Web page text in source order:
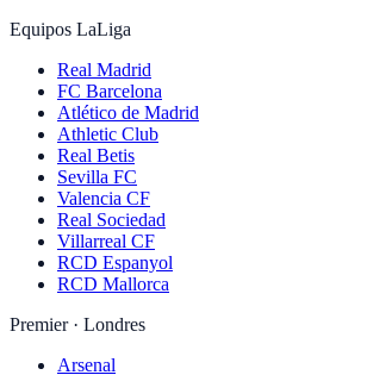
Equipos LaLiga
Real Madrid
FC Barcelona
Atlético de Madrid
Athletic Club
Real Betis
Sevilla FC
Valencia CF
Real Sociedad
Villarreal CF
RCD Espanyol
RCD Mallorca
Premier · Londres
Arsenal